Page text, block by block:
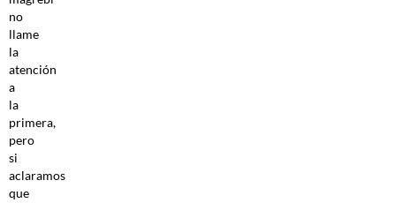
no
llame
la
atención
a
la
primera,
pero
si
aclaramos
que